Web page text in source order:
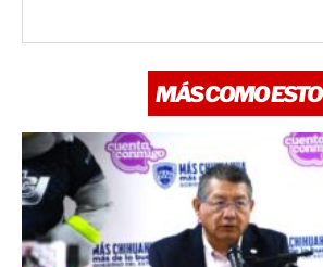
MÁS COMO ESTO